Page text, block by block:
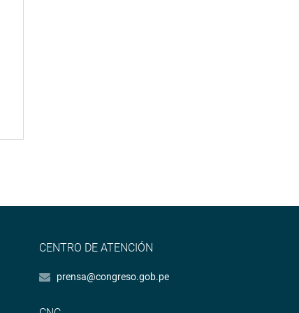
CENTRO DE ATENCIÓN
prensa@congreso.gob.pe